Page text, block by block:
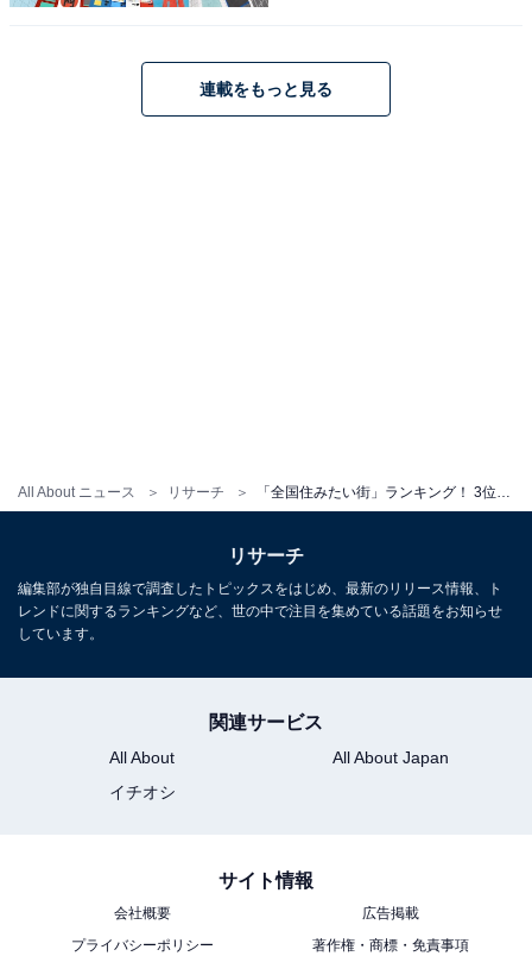
All About ニュース リサーチ
連載をもっと見る
リサーチ
編集部が独自目線で調査したトピックスをはじめ、最新のリリース情報、ト
レンドに関するランキングなど、世の中で注目を集めている話題をお知らせ
しています。
関連サービス
All About
All About Japan
イチオシ
サイト情報
会社概要
広告掲載
プライバシーポリシー
著作権・商標・免責事項